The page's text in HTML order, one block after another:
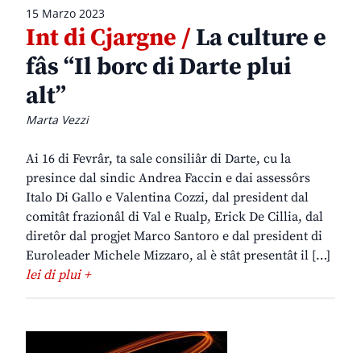
15 Marzo 2023
Int di Cjargne /La culture e
fâs “Il borc di Darte plui
alt”
Marta Vezzi
Ai 16 di Fevrâr, ta sale consiliâr di Darte, cu la
presince dal sindic Andrea Faccin e dai assessôrs
Italo Di Gallo e Valentina Cozzi, dal president dal
comitât frazionâl di Val e Rualp, Erick De Cillia, dal
diretôr dal progjet Marco Santoro e dal president di
Euroleader Michele Mizzaro, al è stât presentât il […]
lei di plui +